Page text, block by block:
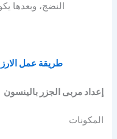
النضج، وبعدها
طريقة عمل
إعداد مربى الجزر بالينسون
المكونات